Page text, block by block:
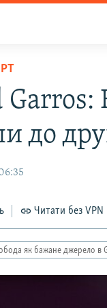
Garros:
до
Читати без VPN
як бажане джерело в